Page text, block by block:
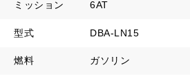
ミッション 6AT
型式 DBA-LN15
燃料 ガソリン